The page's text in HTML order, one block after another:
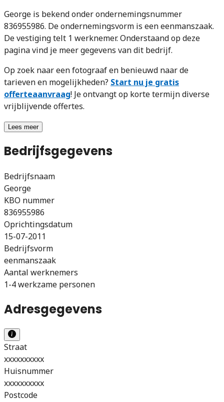
George is bekend onder ondernemingsnummer
836955986. De ondernemingsvorm is een eenmanszaak.
De vestiging telt 1 werknemer. Onderstaand op deze
pagina vind je meer gegevens van dit bedrijf.
Op zoek naar een fotograaf en benieuwd naar de
tarieven en mogelijkheden? Start nu je gratis
offerteaanvraag! Je ontvangt op korte termijn diverse
vrijblijvende offertes.
Lees meer
Bedrijfsgegevens
Bedrijfsnaam
George
KBO nummer
836955986
Oprichtingsdatum
15-07-2011
Bedrijfsvorm
eenmanszaak
Aantal werknemers
1-4 werkzame personen
Adresgegevens
Straat
xxxxxxxxxx
Huisnummer
xxxxxxxxxx
Postcode